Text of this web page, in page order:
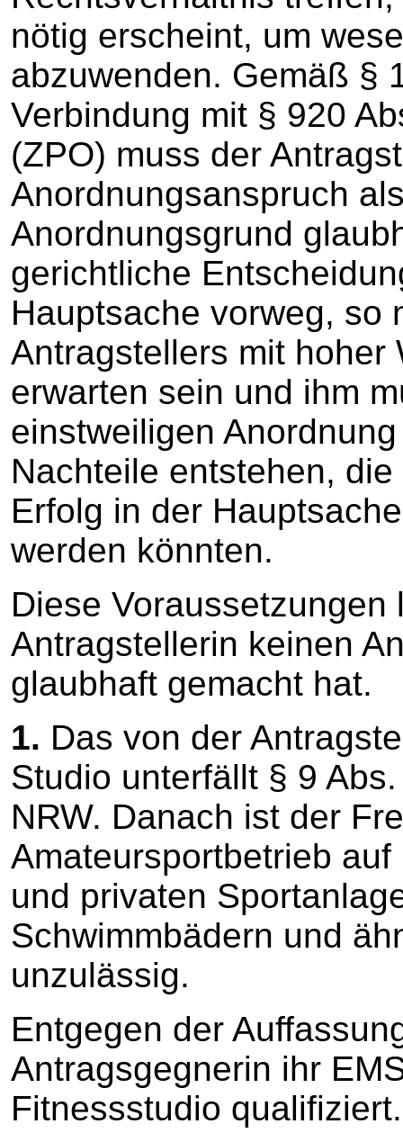
nötig erscheint, um
abzuwenden. Gemäß §
Verbindung mit § 920
(ZPO) muss der
Anordnungsanspruch
Anordnungsgrund
gerichtliche
Hauptsache vorweg, so
Antragstellers mit hoher
erwarten sein und ihm
einstweiligen
Nachteile entstehen,
Erfolg in der
werden könnten.
Diese
Antragstellerin keinen
glaubhaft gemacht hat.
1. Das von der
Studio unterfällt § 9
NRW. Danach ist der
Amateursportbetrieb
und privaten
Schwimmbädern und
unzulässig.
Entgegen der
Antragsgegnerin ihr
Fitnessstudio qualifiziert.